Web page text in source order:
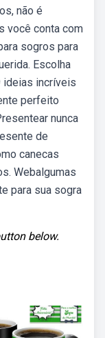
não é
você conta com
sogros para
Escolha
ideias incríveis
perfeito
nunca
de
canecas
Webalgumas
para sua sogra
below.